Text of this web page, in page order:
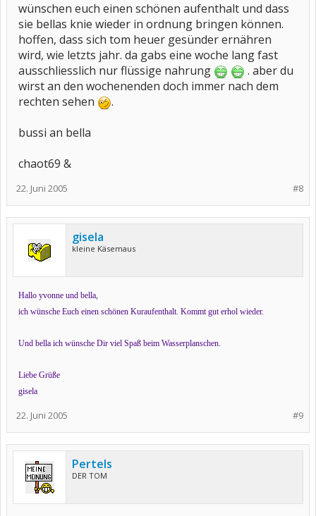
wünschen euch einen schönen aufenthalt und dass
sie bellas knie wieder in ordnung bringen können.
hoffen, dass sich tom heuer gesünder ernähren
wird, wie letzts jahr. da gabs eine woche lang fast
ausschliesslich nur flüssige nahrung
. aber du
wirst an den wochenenden doch immer nach dem
rechten sehen
.
bussi an bella
chaot69 &
#8
22. Juni 2005
gisela
kleine Käsemaus
Hallo yvonne und bella,
ich wünsche Euch einen schönen Kuraufenthalt. Kommt gut erhol wieder.
Und bella ich wünsche Dir viel Spaß beim Wasserplanschen.
Liebe Grüße
gisela
#9
22. Juni 2005
Pertels
DER TOM